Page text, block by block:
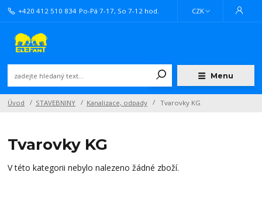
Menu
CZK
+420 412 510 834 Po-Pá 7-17, So 7-12 hod.
Úvod STAVEBNINY Kanalizace, odpady Tvarovky KG
Tvarovky KG
V této kategorii nebylo nalezeno žádné zboží.